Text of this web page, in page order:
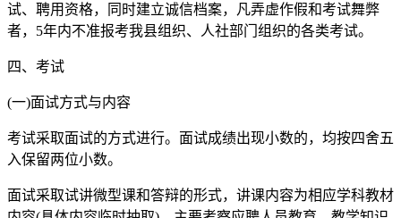
试、聘用资格，同时建立诚信档案，凡弄虚作假和考试舞弊
者，5年内不准报考我县组织、人社部门组织的各类考试。
四、考试
(一)面试方式与内容
考试采取面试的方式进行。面试成绩出现小数的，均按四舍五
入保留两位小数。
面试采取试讲微型课和答辩的形式，讲课内容为相应学科教材